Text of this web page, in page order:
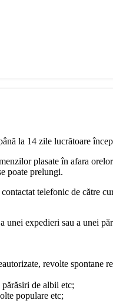
la 14 zile lucrătoare
plasate în afara
poate prelungi.
telefonic de către
expedieri sau a unei
revolte spontane
de albii etc;
populare etc;